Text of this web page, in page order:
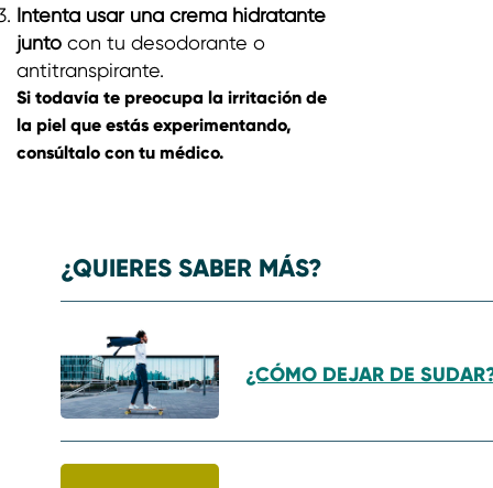
Intenta usar una crema hidratante
junto con tu desodorante o
antitranspirante.
Si todavía te preocupa la irritación de
la piel que estás experimentando,
consúltalo con tu médico.
¿QUIERES SABER MÁS?
¿CÓMO DEJAR DE